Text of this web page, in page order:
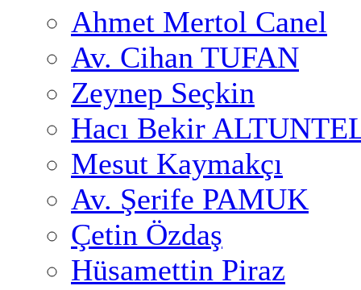
Ahmet Mertol Canel
Av. Cihan TUFAN
Zeynep Seçkin
Hacı Bekir
Mesut Kaymakçı
Av. Şerife PAMUK
Çetin Özdaş
Hüsamettin Piraz